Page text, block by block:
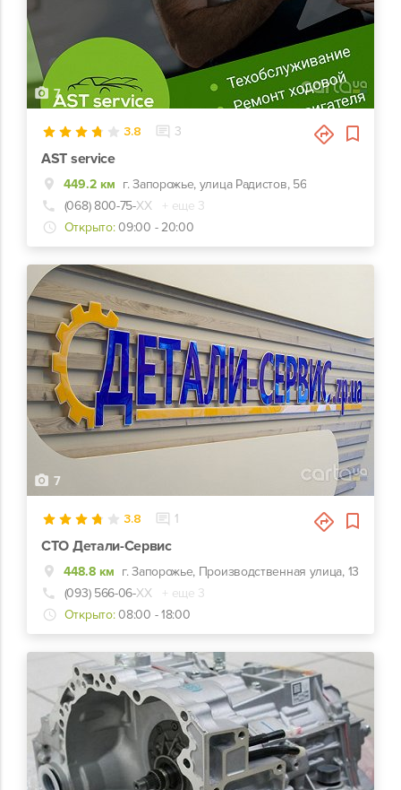
7
3.8 3
AST service
449.2 км г. Запорожье, улица Радистов, 56
(068) 800-75-ХХ
+ еще 3
Открыто: 09:00 - 20:00
7
3.8 1
СТО Детали-Сервис
448.8 км г. Запорожье, Производственная улица, 13
(093) 566-06-ХХ
+ еще 3
Открыто: 08:00 - 18:00